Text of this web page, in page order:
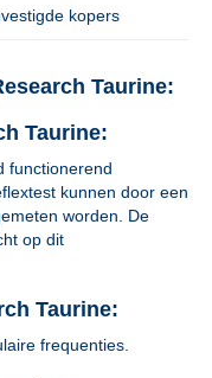
kopers
Taurine:
Taurine:
functionerend
kunnen door een
worden. De
op dit
Taurine:
frequenties.